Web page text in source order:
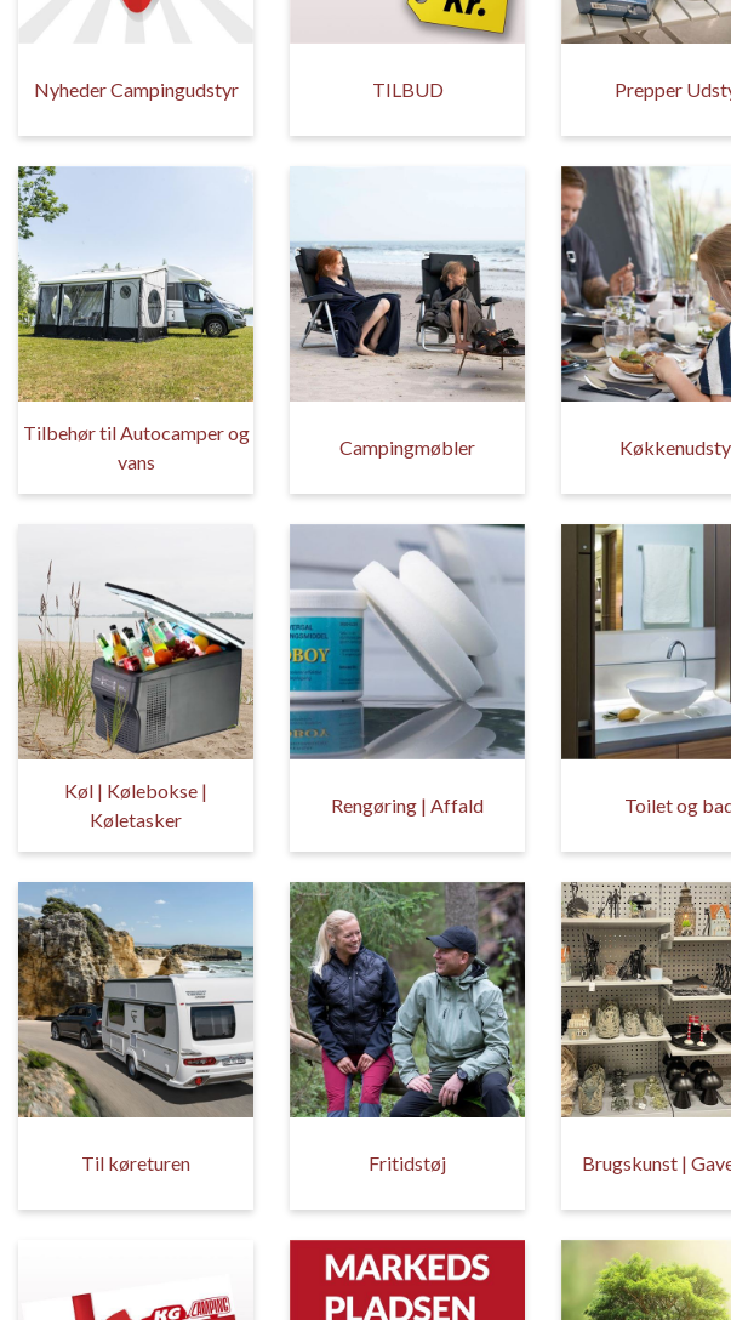
Nyheder Campingudstyr TILBUD Prepper
Tilbehør til Autocamper og
vans
Campingmøbler
Køl | Kølebokse |
Køletasker
Rengøring | Affald Toilet og
Til køreturen Fritidstøj Brugskunst |